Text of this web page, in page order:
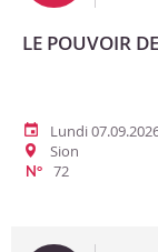
LE POUVOIR
Lundi
Sion
N°
72